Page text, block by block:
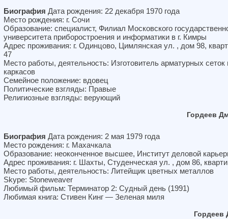
Биография Дата рождения: 22 декабря 1970 года
Место рождения: г. Сочи
Образование: специалист, Филиал Московского
университета приборостроения и информатики в г. Кимры
Адрес проживания: г. Одинцово, Цимлянская ул. , дом 98,
47
Место работы, деятельность: Изготовитель арматурных сеток
каркасов
Семейное положение: вдовец
Политические взгляды: Правые
Религиозные взгляды: верующий
Гордеев
Биография Дата рождения: 2 мая 1979 года
Место рождения: г. Махачкала
Образование: неоконченное высшее, Институт деловой
Адрес проживания: г. Шахты, Студенческая ул. , дом 86,
Место работы, деятельность: Литейщик цветных металлов
Skype: Stoneweaver
Любимый фильм: Терминатор 2: Судный день (1991)
Любимая книга: Стивен Кинг — Зеленая миля
Гордеев